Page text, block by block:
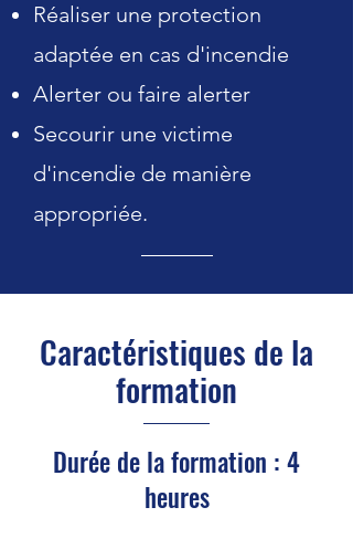
Réaliser une protection
adaptée en cas d'incendie
Alerter ou faire alerter
Secourir une victime
d'incendie de manière
appropriée.
Caractéristiques de la
formation
Durée de la formation : 4
heures